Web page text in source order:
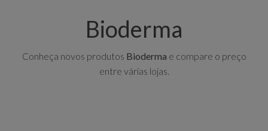
Bioderma
Conheça novos produtos Bioderma e compare o preço
entre várias lojas.